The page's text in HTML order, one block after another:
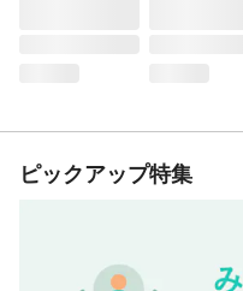
ピックアップ特集